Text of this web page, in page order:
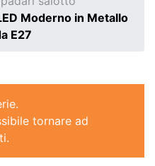
Moderno in Metallo
E27
tornare ad